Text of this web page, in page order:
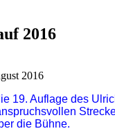
2016
2016
19. Auflage des
die Bühne.